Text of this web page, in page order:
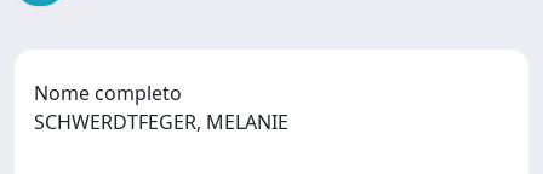
Nome completo
SCHWERDTFEGER, MELANIE